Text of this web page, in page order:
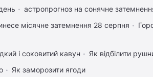
астропрогноз на сонячне
місячне затемнення 28 серпня
і соковитий кавун Як відбілити
Як заморозити ягоди